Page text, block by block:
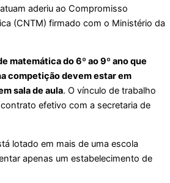
aderiu ao Compromisso
(CNTM) firmado com o Ministério da
matemática do 6º ao 9º ano que
competição devem estar em
sala de aula. O vínculo de trabalho
efetivo com a secretaria de
lotado em mais de uma escola
apenas um estabelecimento de